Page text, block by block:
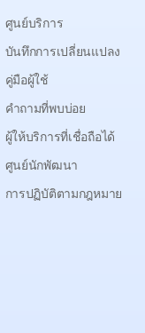
ศูนย์บริการ
บันทึกการเปลี่ยนแปลง
คู่มือผู้ใช้
คำถามที่พบบ่อย
ผู้ให้บริการที่เชื่อถือได้
ศูนย์นักพัฒนา
การปฏิบัติตามกฎหมาย